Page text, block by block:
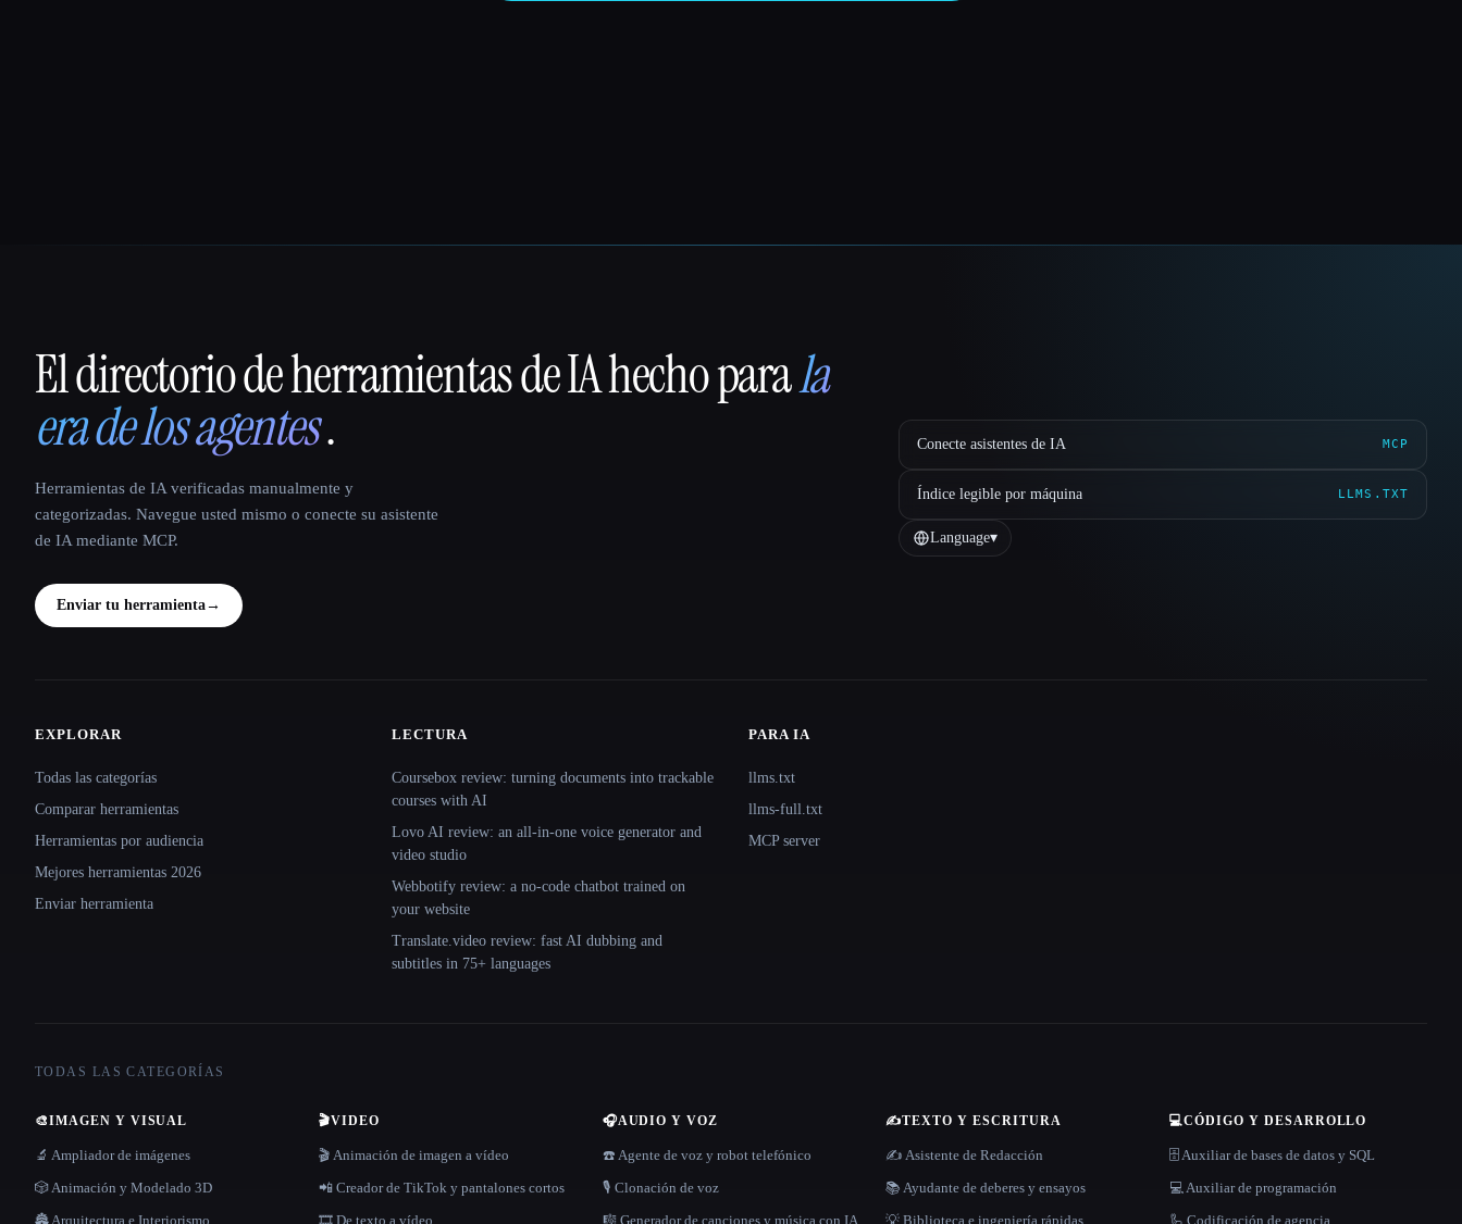
That AI Collection
El directorio de herramientas de IA hecho parala
era de los agentes.
Herramientas de IA verificadas manualmente y
categorizadas. Navegue usted mismo o conecte su asistente
de IA mediante MCP.
Enviar tu herramienta→
Conecte asistentes de IA MCP
Índice legible por máquina LLMS.TXT
Language▾
Site navigation
EXPLORAR
Todas las categorías
Comparar herramientas
Herramientas por audiencia
Mejores herramientas 2026
Enviar herramienta
LECTURA
Coursebox review: turning documents into trackable
courses with AI
Lovo AI review: an all-in-one voice generator and
video studio
Webbotify review: a no-code chatbot trained on
your website
Translate.video review: fast AI dubbing and
subtitles in 75+ languages
PARA IA
llms.txt
llms-full.txt
MCP server
TODAS LAS CATEGORÍAS
🎨IMAGEN Y VISUAL
🔬 Ampliador de imágenes
🎲 Animación y Modelado 3D
🏯 Arquitectura e Interiorismo
🎬VIDEO
🎬 Animación de imagen a vídeo
📲 Creador de TikTok y pantalones cortos
🎞️ De texto a vídeo
🎧AUDIO Y VOZ
☎️ Agente de voz y robot telefónico
🎙️ Clonación de voz
🎼 Generador de canciones y música con IA
✍️TEXTO Y ESCRITURA
✍️ Asistente de Redacción
📚 Ayudante de deberes y ensayos
💡 Biblioteca e ingeniería rápidas
💻CÓDIGO Y DESARROLLO
🗄️ Auxiliar de bases de datos y SQL
💻 Auxiliar de programación
🦾 Codificación de agencia